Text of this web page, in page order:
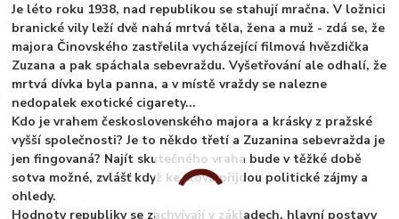
Je léto roku 1938, nad republikou se stahují mračna. V ložnici
branické vily leží dvě nahá mrtvá těla, žena a muž - zdá se, že
majora Činovského zastřelila vycházející filmová hvězdička
Zuzana a pak spáchala sebevraždu. Vyšetřování ale odhalí, že
mrtvá dívka byla panna, a v místě vraždy se nalezne
nedopalek exotické cigarety...
Kdo je vrahem československého majora a krásky z pražské
vyšší společnosti? Je to někdo třetí a Zuzanina sebevražda je
jen fingovaná? Najít skutečného vraha bude v těžké době
sotva možné, zvlášť když ke slovu přijdou politické zájmy a
ohledy.
Hodnoty republiky se zachvívají v základech, hlavní postavy